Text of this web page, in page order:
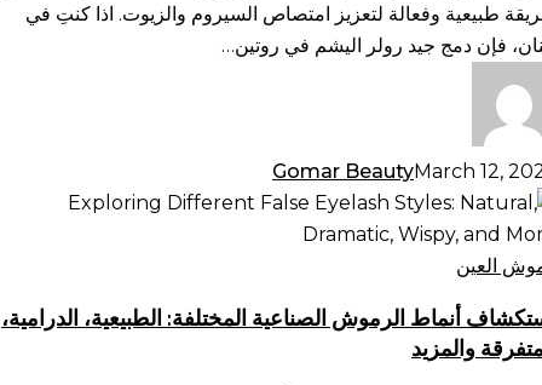
طبيعية وفعالة لتعزيز امتصاص السيروم والزيوت. اذا كنتِ في
فإن دمج جيد رولر اليشم في روتين…
Gomar BeautyMarch 12,
العين
أنماط الرموش الصناعية المختلفة: الطبيعية، الدرامية،
والمزيد